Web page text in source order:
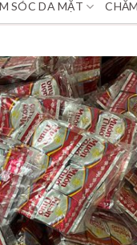
SÓC DA MẶT